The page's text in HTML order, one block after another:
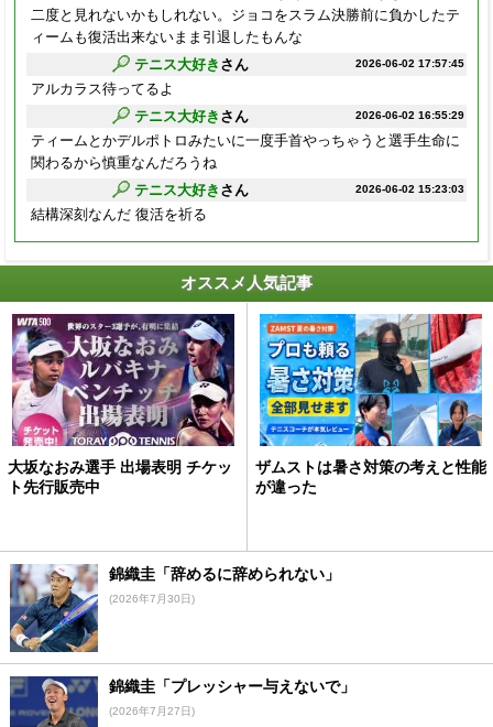
二度と見れないかもしれない。ジョコをスラム決勝前に負かしたテ
ィームも復活出来ないまま引退したもんな
2026-06-02 17:57:45
テニス大好き さん
アルカラス待ってるよ
2026-06-02 16:55:29
テニス大好き さん
ティームとかデルポトロみたいに一度手首やっちゃうと選手生命に
関わるから慎重なんだろうね
2026-06-02 15:23:03
テニス大好き さん
結構深刻なんだ 復活を祈る
オススメ人気記事
大坂なおみ選手 出場表明 チケッ
ト先行販売中
ザムストは暑さ対策の考えと性能
が違った
錦織圭「辞めるに辞められない」
(2026年7月30日)
錦織圭「プレッシャー与えないで」
(2026年7月27日)